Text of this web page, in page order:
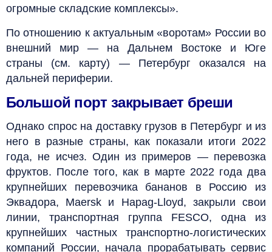
огромные складские комплексы».
По отношению к актуальным «воротам» России во
внешний мир — на Дальнем Востоке и Юге
страны (см. карту) — Петербург оказался на
дальней периферии.
Большой порт закрывает бреши
Однако спрос на доставку грузов в Петербург и из
него в разные страны, как показали итоги 2022
года, не исчез. Один из примеров — перевозка
фруктов. После того, как в марте 2022 года два
крупнейших перевозчика бананов в Россию из
Эквадора, Maersk и Hapag-Lloyd, закрыли свои
линии, транспортная группа FESCO, одна из
крупнейших частных транспортно-логистических
компаний России, начала прорабатывать сервис